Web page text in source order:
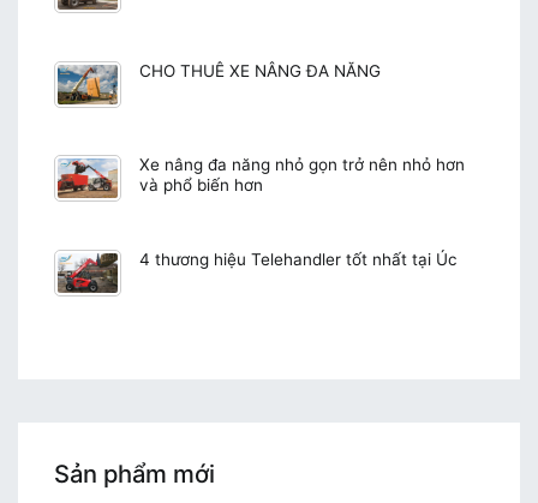
CHO THUÊ XE NÂNG ĐA NĂNG
Xe nâng đa năng nhỏ gọn trở nên nhỏ hơn
và phổ biến hơn
4 thương hiệu Telehandler tốt nhất tại Úc
Sản phẩm mới